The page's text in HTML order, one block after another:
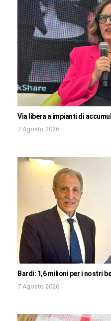
Via libera a impianti di
7 Agosto 2026
Bardi: 1,6 milioni per i nostri
7 Agosto 2026